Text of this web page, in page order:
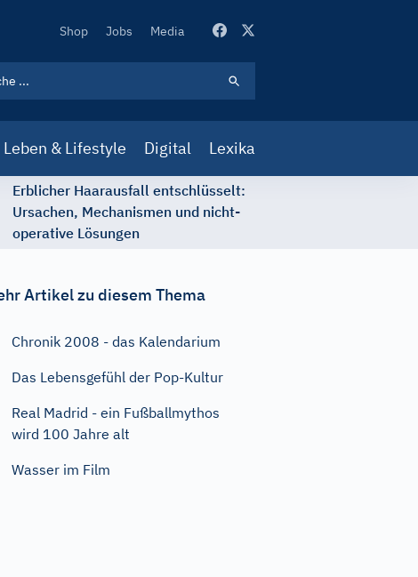
Secondary
Shop Jobs Media
Leben & Lifestyle Digital Lexika
Erblicher Haarausfall entschlüsselt:
Ursachen, Mechanismen und nicht-
operative Lösungen
Artikel zu diesem Thema
Chronik 2008 - das Kalendarium
Das Lebensgefühl der Pop-Kultur
Real Madrid - ein Fußballmythos
wird 100 Jahre alt
Wasser im Film